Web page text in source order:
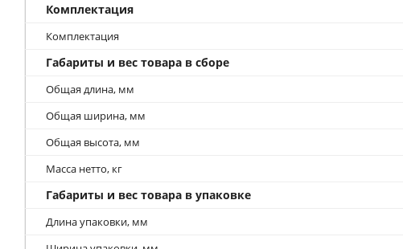
Комплектация
Комплектация
Габариты и вес товара в сборе
Общая длина, мм
Общая ширина, мм
Общая высота, мм
Масса нетто, кг
Габариты и вес товара в упаковке
Длина упаковки, мм